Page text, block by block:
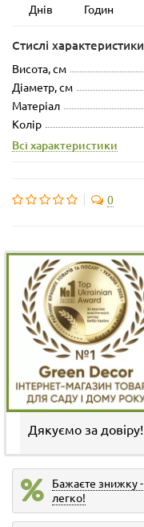
Днів Годин
Стислі характеристики
Висота, см
Діаметр, см
Матеріал
Колір
Всі характеристики
0
Дякуємо за довіру!
Бажаєте знижку -
легко!